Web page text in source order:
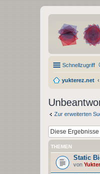
Schnellzugriff
yukterez.net
Zur erweiterten
THEMEN
Static
von